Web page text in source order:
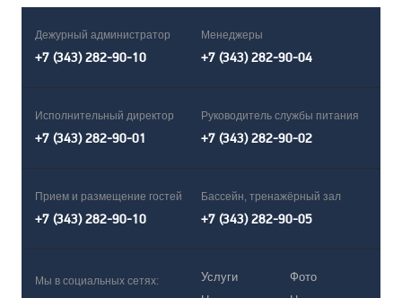
Дежурный администратор
+7 (343) 282-90-10
Менеджеры
+7 (343) 282-90-04
Исполнительный директор
+7 (343) 282-90-01
Руководитель службы питания
+7 (343) 282-90-02
Прием и размещение гостей
+7 (343) 282-90-10
Бассейн, тренажёрный зал
+7 (343) 282-90-05
Мы в социальных сетях:
Услуги
Фото